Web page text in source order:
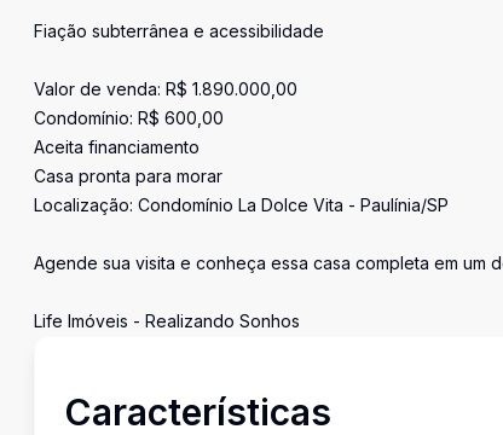
Fiação subterrânea e acessibilidade
Valor de venda: R$ 1.890.000,00
Condomínio: R$ 600,00
Aceita financiamento
Casa pronta para morar
Localização: Condomínio La Dolce Vita - Paulínia/SP
Agende sua visita e conheça essa casa completa em um
Life Imóveis - Realizando Sonhos
Características